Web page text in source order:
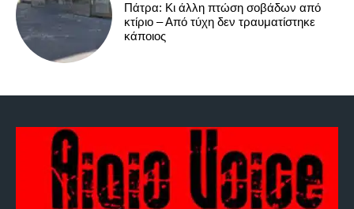
Πάτρα: Κι άλλη πτώση σοβάδων από
κτίριο – Από τύχη δεν τραυματίστηκε
κάποιος